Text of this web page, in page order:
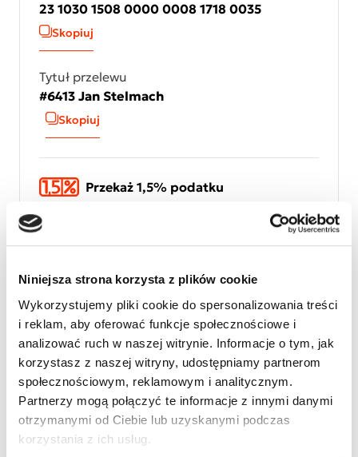
Niniejsza strona korzysta z plików cookie
Wykorzystujemy pliki cookie do spersonalizowania treści
i reklam, aby oferować funkcje społecznościowe i
analizować ruch w naszej witrynie. Informacje o tym, jak
korzystasz z naszej witryny, udostępniamy partnerom
społecznościowym, reklamowym i analitycznym.
Partnerzy mogą połączyć te informacje z innymi danymi
otrzymanymi od Ciebie lub uzyskanymi podczas
korzystania z ich usług.
23 1030 1508 0000 0008 1718 0035
Skopiuj
Tytuł przelewu
#6413 Jan Stelmach
Skopiuj
Przekaż 1,5% podatku
Cel szczegółowy
#6413 Jan Stelmach
Numer KRS
KRS 0000127075
Skopiuj numer KRS
Wydrukuj